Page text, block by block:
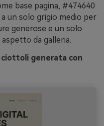
base pagina, #474640
un solo grigio medio per
generose e un solo
da galleria.
generata con